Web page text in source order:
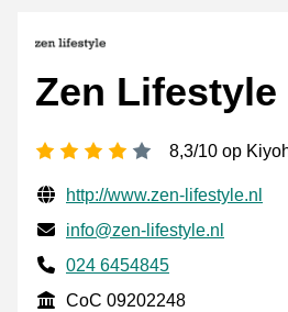
Zen Lifestyle
8,3/10 op
Informations de contact vérifiées
Website URL
http://www.zen-lifestyle.nl
E-mail
info@zen-lifestyle.nl
Phone number
024 6454845
CoC
CoC 09202248